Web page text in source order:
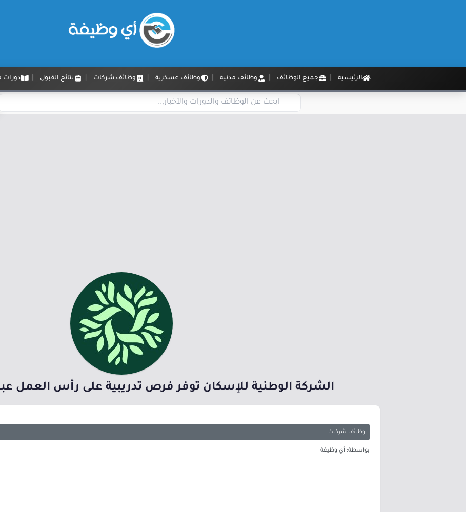
الرئيسية جميع الوظائف وظائف مدنية وظائف عسكرية وظائف شركات نتائج القبول دورات
الشركة الوطنية للإسكان توفر فرص تدريبية على رأس العمل
وظائف شركات
بواسطة: أي وظيفة